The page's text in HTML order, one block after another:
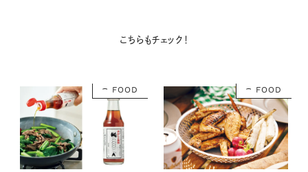
こちらもチェック！
FOOD FOOD